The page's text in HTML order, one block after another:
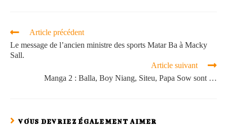
Article précédent
Le message de l’ancien ministre des sports Matar Ba à Macky
Sall.
Article suivant
Manga 2 : Balla, Boy Niang, Siteu, Papa Sow sont …
VOUS DEVRIEZ ÉGALEMENT AIMER